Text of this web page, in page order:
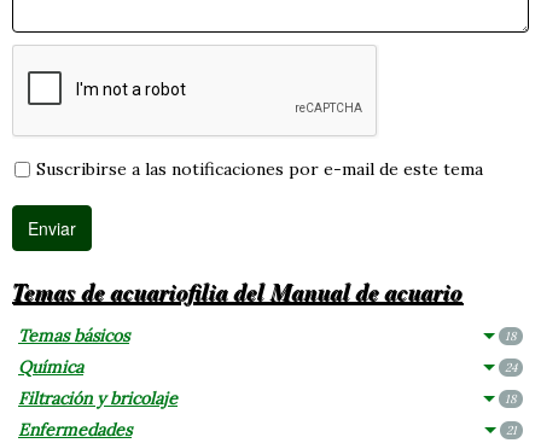
Suscribirse a las notificaciones por e-mail de este tema
Temas de acuariofilia del Manual de acuario
Temas básicos 18
Química 24
Filtración y bricolaje 18
Enfermedades 21